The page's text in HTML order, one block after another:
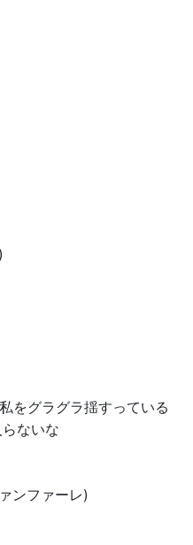
をグラグラ揺すっている
ないな
ンファーレ)